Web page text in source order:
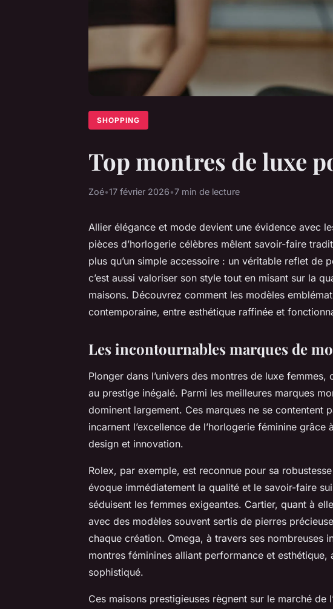
SHOPPING
Top montres de luxe
Zoé•17 février 2026•7 min de lecture
Allier élégance et mode devient une évidence avec
pièces d’horlogerie célèbres mêlent savoir-faire
plus qu’un simple accessoire : un véritable reflet de
c’est aussi valoriser son style tout en misant sur la
maisons. Découvrez comment les modèles
contemporaine, entre esthétique raffinée et
Les incontournables marques de
Plonger dans l’univers des montres de luxe
au prestige inégalé. Parmi les meilleures marques
dominent largement. Ces marques ne se contentent
incarnent l’excellence de l’horlogerie féminine
design et innovation.
Rolex, par exemple, est reconnue pour sa
évoque immédiatement la qualité et le savoir-faire
séduisent les femmes exigeantes. Cartier, quant à
avec des modèles souvent sertis de pierres
chaque création. Omega, à travers ses nombreuses
montres féminines alliant performance et
sophistiqué.
Ces maisons prestigieuses règnent sur le marché de